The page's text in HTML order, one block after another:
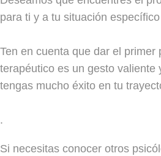
para ti y a tu situación
Ten en cuenta que dar el primer
terapéutico es un gesto valiente
tengas mucho éxito en tu
.
Si necesitas conocer otros